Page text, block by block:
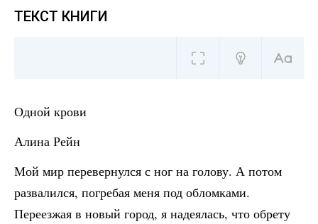
ТЕКСТ КНИГИ
Одной крови
Алина Рейн
Мой мир перевернулся с ног на голову. А потом
развалился, погребая меня под обломками.
Переезжая в новый город, я надеялась, что обрету